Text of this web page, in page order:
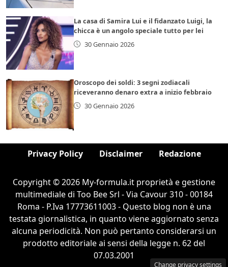
La casa di Samira Lui e il fidanzato Luigi, la
chicca è un angolo speciale tutto per lei
30 Gennaio 2026
Oroscopo dei soldi: 3 segni zodiacali
riceveranno denaro extra a inizio febbraio
30 Gennaio 2026
Privacy Policy Disclaimer Redazione
Copyright © 2026 My-formula.it proprietà e gestione
multimediale di Too Bee Srl - Via Cavour 310 - 00184
Roma - P.Iva 17773611003 - Questo blog non è una
testata giornalistica, in quanto viene aggiornato senza
alcuna periodicità. Non può pertanto considerarsi un
prodotto editoriale ai sensi della legge n. 62 del
07.03.2001
Change privacy settings